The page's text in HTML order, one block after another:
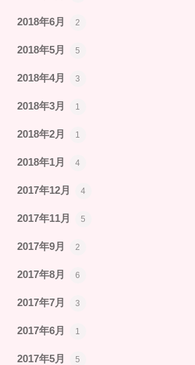
2018年6月 2
2018年5月 5
2018年4月 3
2018年3月 1
2018年2月 1
2018年1月 4
2017年12月 4
2017年11月 5
2017年9月 2
2017年8月 6
2017年7月 3
2017年6月 1
2017年5月 5